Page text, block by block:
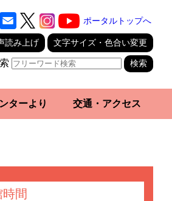
ポータルトップへ
読み上げ 文字サイズ・色合い変更
ターより 交通・アクセス
時間